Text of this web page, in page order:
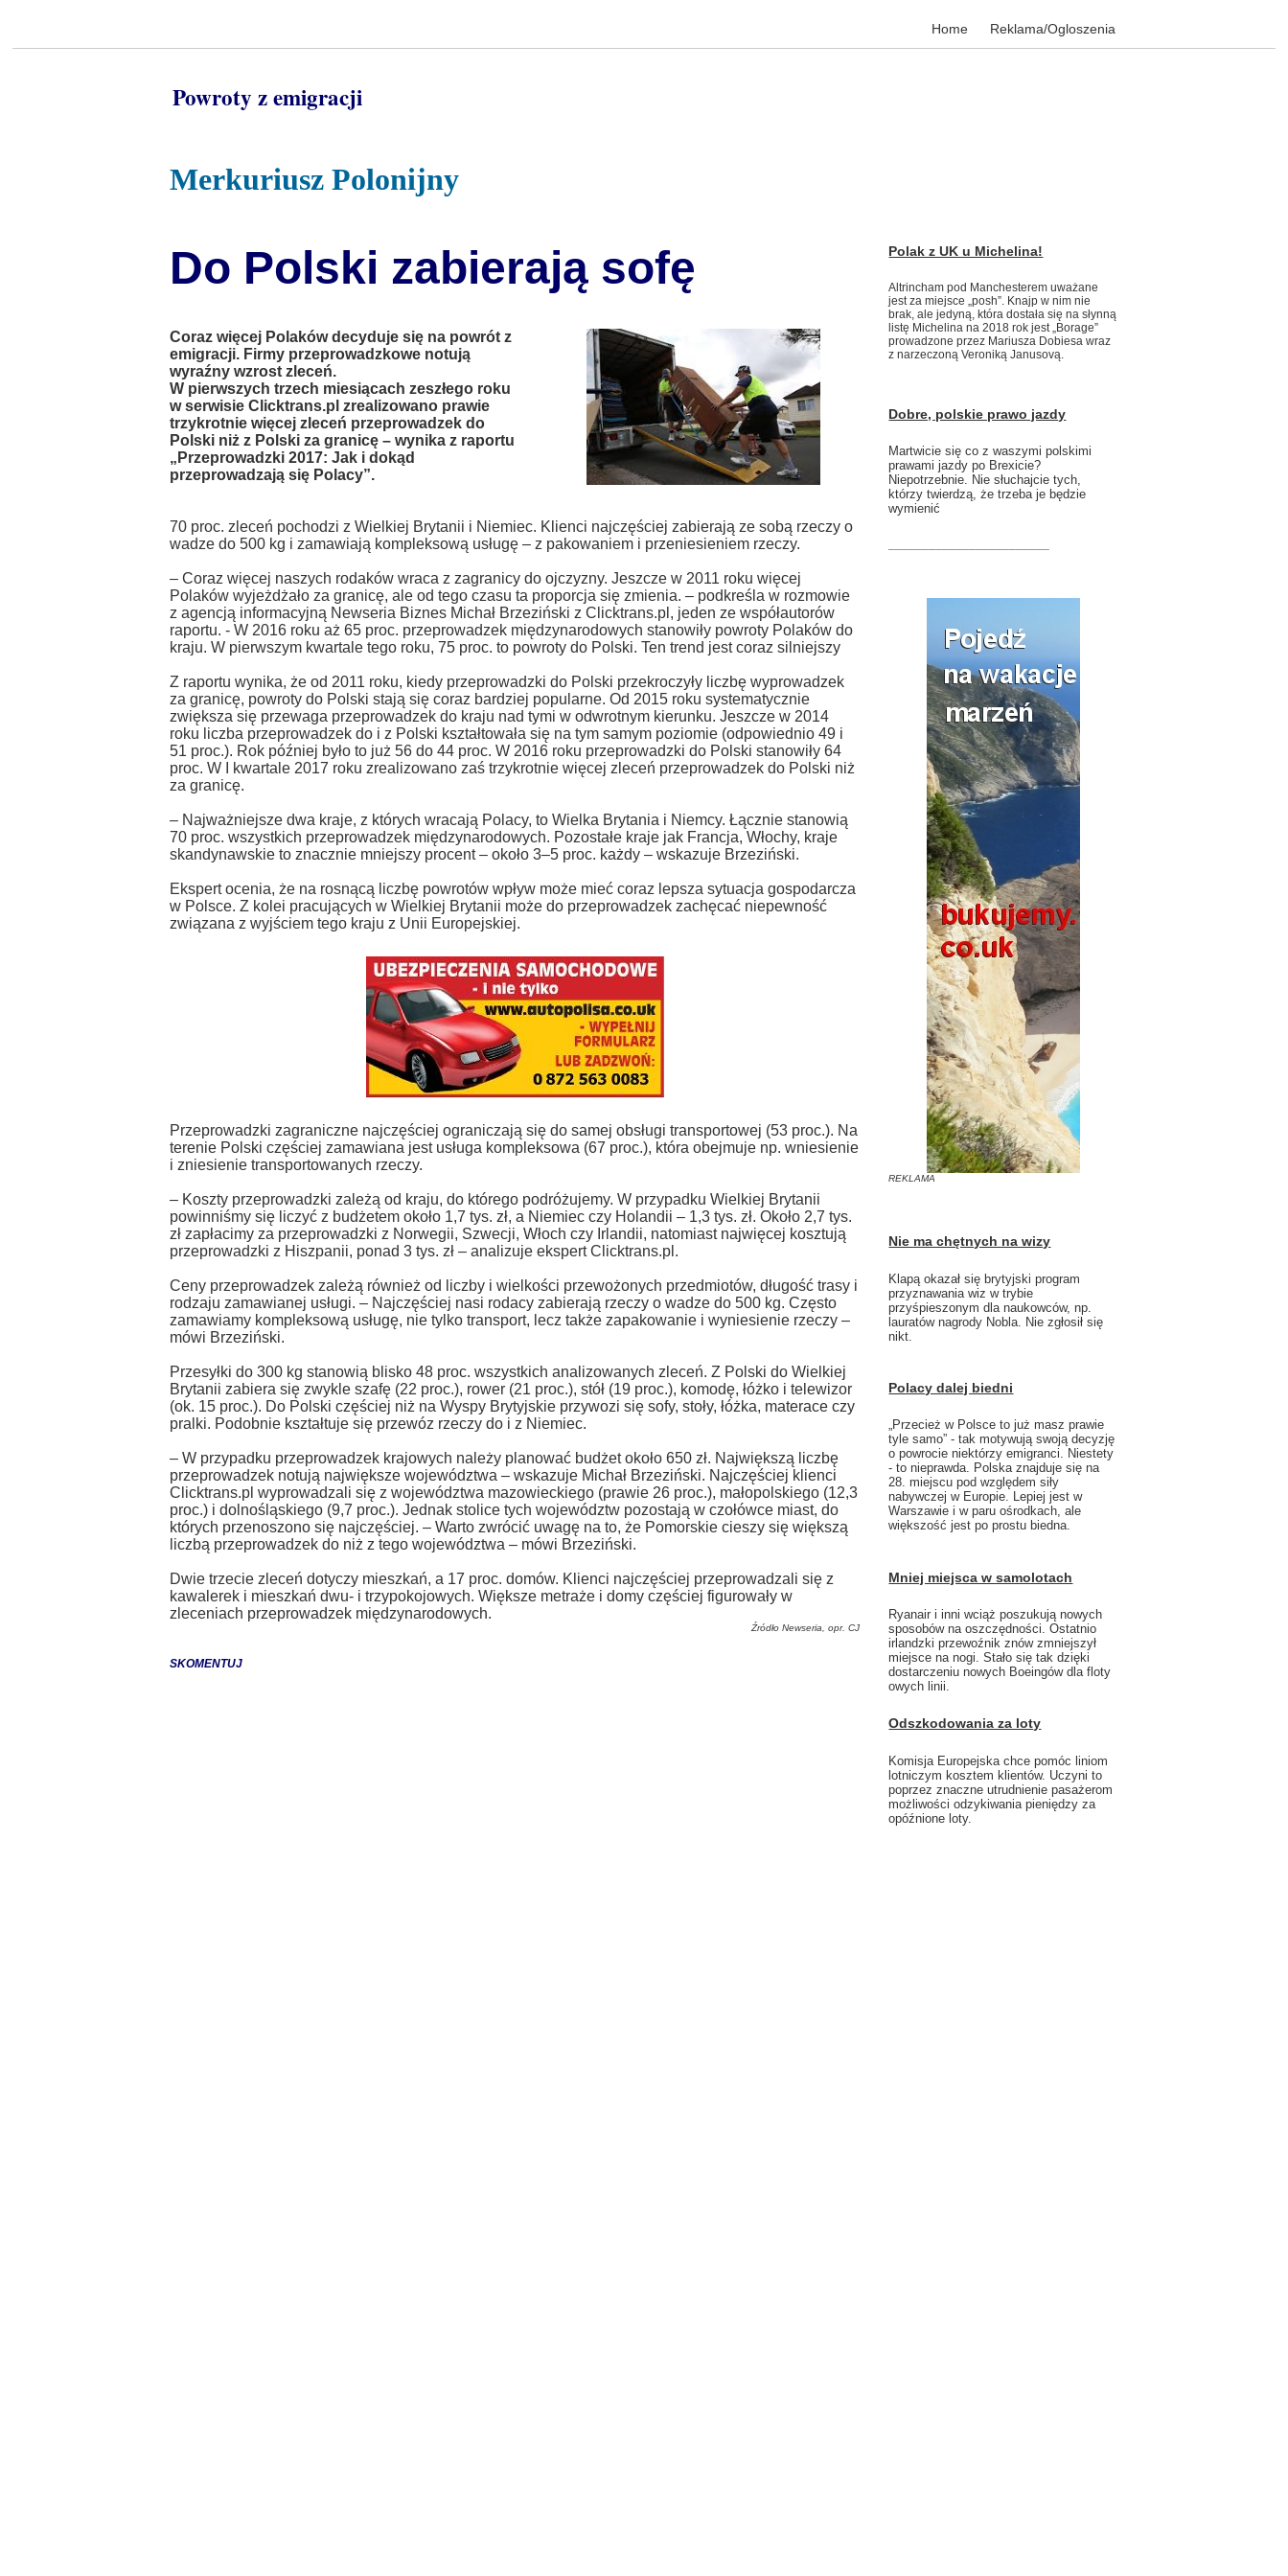
Home Reklama/Ogloszenia
Powroty z emigracji
Merkuriusz Polonijny
Do Polski zabierają sofę
Coraz więcej Polaków decyduje się na powrót z
emigracji. Firmy przeprowadzkowe notują
wyraźny wzrost zleceń.
W pierwszych trzech miesiącach zeszłego roku
w serwisie Clicktrans.pl zrealizowano prawie
trzykrotnie więcej zleceń przeprowadzek do
Polski niż z Polski za granicę – wynika z raportu
„Przeprowadzki 2017: Jak i dokąd
przeprowadzają się Polacy”.
70 proc. zleceń pochodzi z Wielkiej Brytanii i Niemiec. Klienci najczęściej zabierają ze sobą rzeczy o
wadze do 500 kg i zamawiają kompleksową usługę – z pakowaniem i przeniesieniem rzeczy.
– Coraz więcej naszych rodaków wraca z zagranicy do ojczyzny. Jeszcze w 2011 roku więcej
Polaków wyjeżdżało za granicę, ale od tego czasu ta proporcja się zmienia. – podkreśla w rozmowie
z agencją informacyjną Newseria Biznes Michał Brzeziński z Clicktrans.pl, jeden ze współautorów
raportu. - W 2016 roku aż 65 proc. przeprowadzek międzynarodowych stanowiły powroty Polaków do
kraju. W pierwszym kwartale tego roku, 75 proc. to powroty do Polski. Ten trend jest coraz silniejszy
Z raportu wynika, że od 2011 roku, kiedy przeprowadzki do Polski przekroczyły liczbę wyprowadzek
za granicę, powroty do Polski stają się coraz bardziej popularne. Od 2015 roku systematycznie
zwiększa się przewaga przeprowadzek do kraju nad tymi w odwrotnym kierunku. Jeszcze w 2014
roku liczba przeprowadzek do i z Polski kształtowała się na tym samym poziomie (odpowiednio 49 i
51 proc.). Rok później było to już 56 do 44 proc. W 2016 roku przeprowadzki do Polski stanowiły 64
proc. W I kwartale 2017 roku zrealizowano zaś trzykrotnie więcej zleceń przeprowadzek do Polski niż
za granicę.
– Najważniejsze dwa kraje, z których wracają Polacy, to Wielka Brytania i Niemcy. Łącznie stanowią
70 proc. wszystkich przeprowadzek międzynarodowych. Pozostałe kraje jak Francja, Włochy, kraje
skandynawskie to znacznie mniejszy procent – około 3–5 proc. każdy – wskazuje Brzeziński.
Ekspert ocenia, że na rosnącą liczbę powrotów wpływ może mieć coraz lepsza sytuacja gospodarcza
w Polsce. Z kolei pracujących w Wielkiej Brytanii może do przeprowadzek zachęcać niepewność
związana z wyjściem tego kraju z Unii Europejskiej.
Przeprowadzki zagraniczne najczęściej ograniczają się do samej obsługi transportowej (53 proc.). Na
terenie Polski częściej zamawiana jest usługa kompleksowa (67 proc.), która obejmuje np. wniesienie
i zniesienie transportowanych rzeczy.
– Koszty przeprowadzki zależą od kraju, do którego podróżujemy. W przypadku Wielkiej Brytanii
powinniśmy się liczyć z budżetem około 1,7 tys. zł, a Niemiec czy Holandii – 1,3 tys. zł. Około 2,7 tys.
zł zapłacimy za przeprowadzki z Norwegii, Szwecji, Włoch czy Irlandii, natomiast najwięcej kosztują
przeprowadzki z Hiszpanii, ponad 3 tys. zł – analizuje ekspert Clicktrans.pl.
Ceny przeprowadzek zależą również od liczby i wielkości przewożonych przedmiotów, długość trasy i
rodzaju zamawianej usługi. – Najczęściej nasi rodacy zabierają rzeczy o wadze do 500 kg. Często
zamawiamy kompleksową usługę, nie tylko transport, lecz także zapakowanie i wyniesienie rzeczy –
mówi Brzeziński.
Przesyłki do 300 kg stanowią blisko 48 proc. wszystkich analizowanych zleceń. Z Polski do Wielkiej
Brytanii zabiera się zwykle szafę (22 proc.), rower (21 proc.), stół (19 proc.), komodę, łóżko i telewizor
(ok. 15 proc.). Do Polski częściej niż na Wyspy Brytyjskie przywozi się sofy, stoły, łóżka, materace czy
pralki. Podobnie kształtuje się przewóz rzeczy do i z Niemiec.
– W przypadku przeprowadzek krajowych należy planować budżet około 650 zł. Największą liczbę
przeprowadzek notują największe województwa – wskazuje Michał Brzeziński. Najczęściej klienci
Clicktrans.pl wyprowadzali się z województwa mazowieckiego (prawie 26 proc.), małopolskiego (12,3
proc.) i dolnośląskiego (9,7 proc.). Jednak stolice tych województw pozostają w czołówce miast, do
których przenoszono się najczęściej. – Warto zwrócić uwagę na to, że Pomorskie cieszy się większą
liczbą przeprowadzek do niż z tego województwa – mówi Brzeziński.
Dwie trzecie zleceń dotyczy mieszkań, a 17 proc. domów. Klienci najczęściej przeprowadzali się z
kawalerek i mieszkań dwu- i trzypokojowych. Większe metraże i domy częściej figurowały w
zleceniach przeprowadzek międzynarodowych.
Źródło Newseria, opr. CJ
SKOMENTUJ
Polak z UK u Michelina!
Altrincham pod Manchesterem uważane
jest za miejsce „posh”. Knajp w nim nie
brak, ale jedyną, która dostała się na słynną
listę Michelina na 2018 rok jest „Borage”
prowadzone przez Mariusza Dobiesa wraz
z narzeczoną Veroniką Janusovą.
Dobre, polskie prawo jazdy
Martwicie się co z waszymi polskimi
prawami jazdy po Brexicie?
Niepotrzebnie. Nie słuchajcie tych,
którzy twierdzą, że trzeba je będzie
wymienić
REKLAMA
Nie ma chętnych na wizy
Klapą okazał się brytyjski program
przyznawania wiz w trybie
przyśpieszonym dla naukowców, np.
lauratów nagrody Nobla. Nie zgłosił się
nikt.
Polacy dalej biedni
„Przecież w Polsce to już masz prawie
tyle samo” - tak motywują swoją decyzję
o powrocie niektórzy emigranci. Niestety
- to nieprawda. Polska znajduje się na
28. miejscu pod względem siły
nabywczej w Europie. Lepiej jest w
Warszawie i w paru ośrodkach, ale
większość jest po prostu biedna.
Mniej miejsca w samolotach
Ryanair i inni wciąż poszukują nowych
sposobów na oszczędności. Ostatnio
irlandzki przewoźnik znów zmniejszył
miejsce na nogi. Stało się tak dzięki
dostarczeniu nowych Boeingów dla floty
owych linii.
Odszkodowania za loty
Komisja Europejska chce pomóc liniom
lotniczym kosztem klientów. Uczyni to
poprzez znaczne utrudnienie pasażerom
możliwości odzykiwania pieniędzy za
opóźnione loty.